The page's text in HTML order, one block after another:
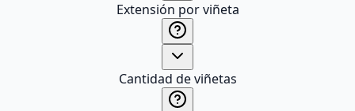
Extensión por viñeta
Cantidad de viñetas